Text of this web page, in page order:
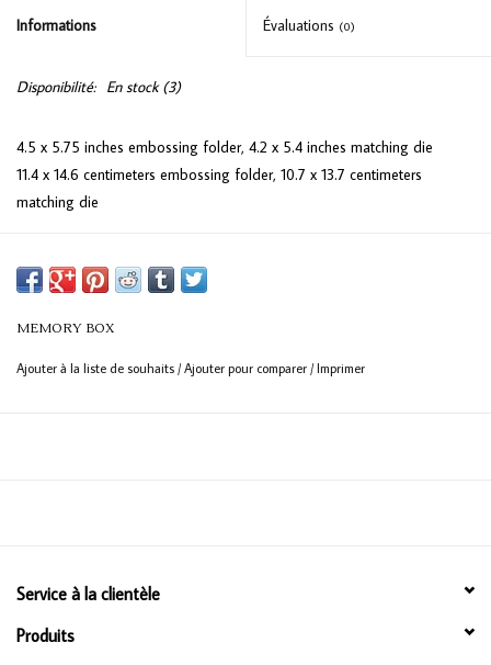
Informations Évaluations (0)
Disponibilité: En stock(3)
4.5 x 5.75 inches embossing folder, 4.2 x 5.4 inches matching die
11.4 x 14.6 centimeters embossing folder, 10.7 x 13.7 centimeters
matching die
MEMORY BOX
Ajouter à la liste de souhaits /Ajouter pour comparer /Imprimer
Service à la clientèle
Produits